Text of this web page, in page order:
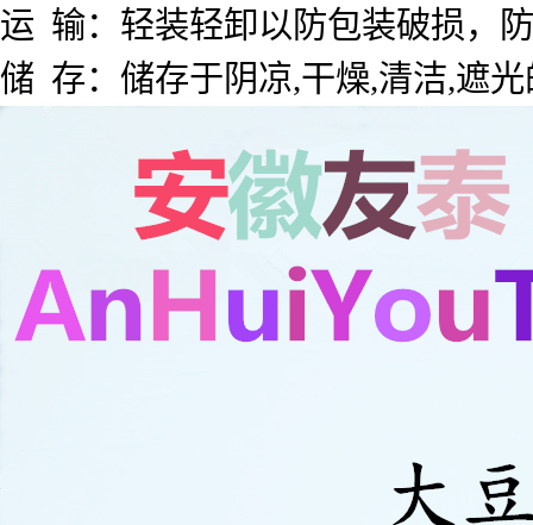
运 输：轻装轻卸以防包装破损，
储 存：储存于阴凉,干燥,清洁,遮